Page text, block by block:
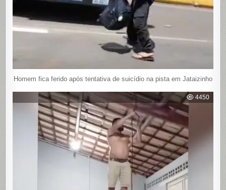
Homem fica ferido após tentativa de suicídio na pista em Jataizinho
4450